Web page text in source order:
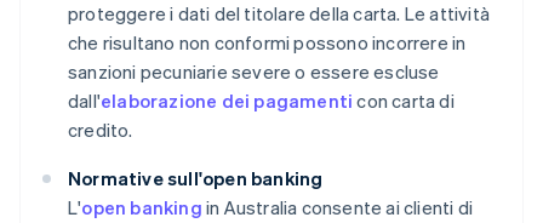
proteggere i dati del titolare della carta. Le attività
che risultano non conformi possono incorrere in
sanzioni pecuniarie severe o essere escluse
dall'elaborazione dei pagamenti con carta di
credito.
Normative sull'open banking
L'open banking in Australia consente ai clienti di